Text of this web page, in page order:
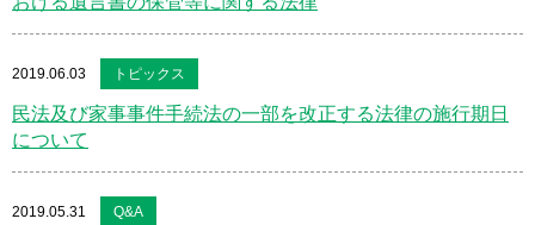
2019.06.03 トピックス
民法及び家事事件手続法の一部を改正する法律の施行期日
について
2019.05.31 Q&A